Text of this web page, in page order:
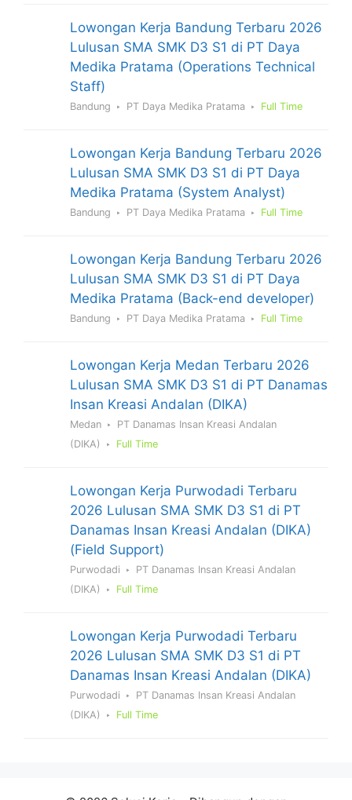
Lowongan Kerja Bandung Terbaru 2026
Lulusan SMA SMK D3 S1 di PT Daya
Medika Pratama (Operations Technical
Staff)
Bandung PT Daya Medika Pratama Full Time
Lowongan Kerja Bandung Terbaru 2026
Lulusan SMA SMK D3 S1 di PT Daya
Medika Pratama (System Analyst)
Bandung PT Daya Medika Pratama Full Time
Lowongan Kerja Bandung Terbaru 2026
Lulusan SMA SMK D3 S1 di PT Daya
Medika Pratama (Back-end developer)
Bandung PT Daya Medika Pratama Full Time
Lowongan Kerja Medan Terbaru 2026
Lulusan SMA SMK D3 S1 di PT Danamas
Insan Kreasi Andalan (DIKA)
Medan
PT Danamas Insan Kreasi Andalan
(DIKA)
Full Time
Lowongan Kerja Purwodadi Terbaru
2026 Lulusan SMA SMK D3 S1 di PT
Danamas Insan Kreasi Andalan (DIKA)
(Field Support)
Purwodadi
PT Danamas Insan Kreasi Andalan
(DIKA)
Full Time
Lowongan Kerja Purwodadi Terbaru
2026 Lulusan SMA SMK D3 S1 di PT
Danamas Insan Kreasi Andalan (DIKA)
Purwodadi
PT Danamas Insan Kreasi Andalan
(DIKA)
Full Time